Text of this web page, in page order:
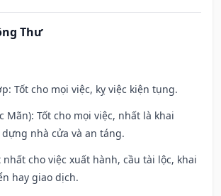
Thư
Tốt cho mọi việc, kỵ việc kiện tụng.
Mãn): Tốt cho mọi việc, nhất là khai
nhà cửa và an táng.
nhất cho việc xuất hành, cầu tài lộc, khai
hay giao dịch.